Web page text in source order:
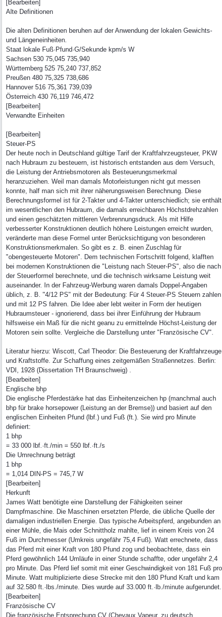
[Bearbeiten]
Alte Definitionen
Die alten Definitionen beruhen auf der Anwendung der lokalen Gewichts-
und Längeneinheiten.
Staat lokale Fuß·Pfund·G/Sekunde kpm/s W
Sachsen 530 75,045 735,940
Württemberg 525 75,240 737,852
Preußen 480 75,325 738,686
Hannover 516 75,361 739,039
Österreich 430 76,119 746,472
[Bearbeiten]
Verwandte Einheiten
[Bearbeiten]
Steuer-PS
Der heute noch in Deutschland gültige Tarif der Kraftfahrzeugsteuer, PKW
nach Hubraum zu besteuern, ist historisch entstanden aus dem Versuch,
die Leistung der Antriebsmotoren als Besteuerungsmerkmal
heranzuziehen. Weil man damals Motorleistungen nicht gut messen
konnte, half man sich mit ihrer näherungsweisen Berechnung. Diese
Berechnungsformel ist für 2-Takter und 4-Takter unterschiedlich; sie enthält
im wesentlichen den Hubraum, die damals erreichbaren Höchstdrehzahlen
und einen geschätzten mittleren Verbrennungsdruck. Als mit Hilfe
verbesserter Konstruktionen deutlich höhere Leistungen erreicht wurden,
veränderte man diese Formel unter Berücksichtigung von besonderen
Konstruktionsmerkmalen. So gibt es z. B. einen Zuschlag für
"obengesteuerte Motoren". Dem technischen Fortschritt folgend, klafften
bei modernen Konstruktionen die "Leistung nach Steuer-PS", also die nach
der Steuerformel berechnete, und die technisch wirksame Leistung weit
auseinander. In der Fahrzeug-Werbung waren damals Doppel-Angaben
üblich, z. B. "4/12 PS" mit der Bedeutung: Für 4 Steuer-PS Steuern zahlen
und mit 12 PS fahren. Die Idee aber lebt weiter in Form der heutigen
Hubraumsteuer - ignorierend, dass bei ihrer Einführung der Hubraum
hilfsweise ein Maß für die nicht geanu zu ermittelnde Höchst-Leistung der
Motoren sein sollte. Vergleiche die Darstellung unter "Französische CV".
Literatur hierzu: Wiscott, Carl Theodor: Die Besteuerung der Kraftfahrzeuge
und Kraftstoffe. Zur Schaffung eines zeitgemäßen Straßennetzes. Berlin:
VDI, 1928 (Dissertation TH Braunschweig) .
[Bearbeiten]
Englische bhp
Die englische Pferdestärke hat das Einheitenzeichen hp (manchmal auch
bhp für brake horsepower (Leistung an der Bremse)) und basiert auf den
englischen Einheiten Pfund (lbf.) und Fuß (ft.). Sie wird pro Minute
definiert:
1 bhp
= 33 000 lbf.·ft./min = 550 lbf.·ft./s
Die Umrechnung beträgt
1 bhp
= 1,014 DIN-PS = 745,7 W
[Bearbeiten]
Herkunft
James Watt benötigte eine Darstellung der Fähigkeiten seiner
Dampfmaschine. Die Maschinen ersetzten Pferde, die übliche Quelle der
damaligen industriellen Energie. Das typische Arbeitspferd, angebunden an
einer Mühle, die Mais oder Schnittholz mahlte, lief in einem Kreis von 24
Fuß im Durchmesser (Umkreis ungefähr 75,4 Fuß). Watt errechnete, dass
das Pferd mit einer Kraft von 180 Pfund zog und beobachtete, dass ein
Pferd gewöhnlich 144 Umläufe in einer Stunde schaffte, oder ungefähr 2,4
pro Minute. Das Pferd lief somit mit einer Geschwindigkeit von 181 Fuß pro
Minute. Watt multiplizierte diese Strecke mit den 180 Pfund Kraft und kam
auf 32.580 ft.·lbs./minute. Dies wurde auf 33.000 ft.·lb./minute aufgerundet.
[Bearbeiten]
Französische CV
Die französische Entsprechung CV (Chevaux Vapeur, zu deutsch